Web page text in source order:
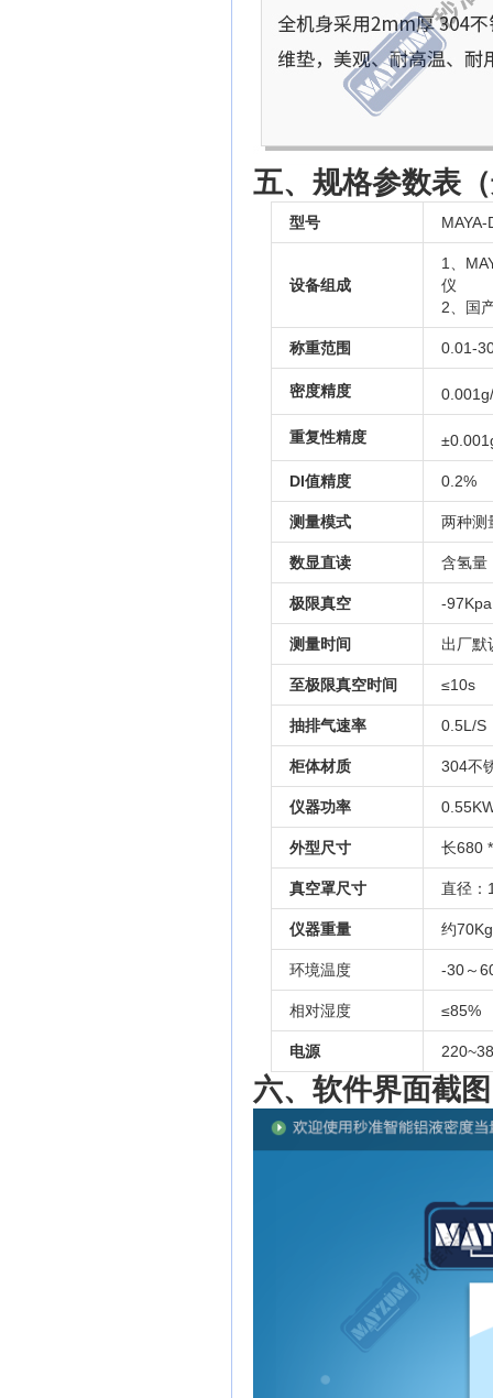
五、规格参数表
型号
设备组成
1、
仪
2、国
称重范围 0.01-
密度精度
重复性精度
DI值精度 0.2%
测量模式 两种测
数显直读 含氢量
极限真空 -
测量时间 出厂默
至极限真空时间 ≤10s
抽排气速率 0.5L/S
柜体材质 304不
仪器功率
外型尺寸 长680
真空罩尺寸 直径：
仪器重量 约70Kg
环境温度 -30～
相对湿度 ≤85%
电源
六、软件界面截